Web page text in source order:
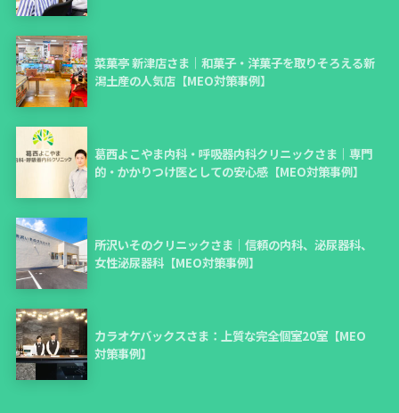
菜菓亭 新津店さま｜和菓子・洋菓子を取りそろえる新
潟土産の人気店【MEO対策事例】
葛西よこやま内科・呼吸器内科クリニックさま｜専門
的・かかりつけ医としての安心感【MEO対策事例】
所沢いそのクリニックさま｜信頼の内科、泌尿器科、
女性泌尿器科【MEO対策事例】
カラオケバックスさま：上質な完全個室20室【MEO
対策事例】